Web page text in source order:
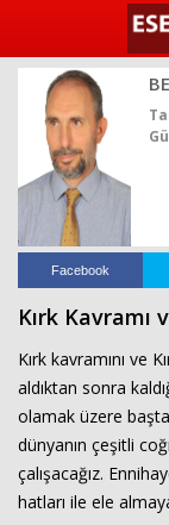
Facebook
Kırk Kavramı
Kırk kavramını ve
aldıktan sonra
olamak üzere
dünyanın çeşitli
çalışacağız.
hatları ile ele